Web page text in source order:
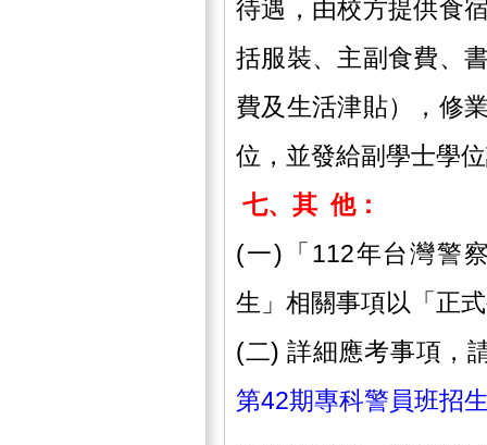
待遇，由校方提供食
括服裝、主副食費、
費及生活津貼），修
位，並發給副學士學
七、其 他：
(一)「112年台灣警
生」相關事項以「正
(二) 詳細應考事項，
第42期專科警員班招